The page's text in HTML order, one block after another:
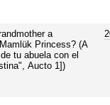
a
Princess? (A
tu abuela con el
Aucto 1])